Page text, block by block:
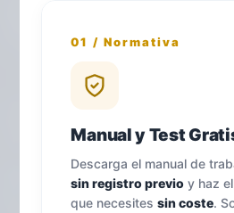
01 / Normativa
Manual y Test
Descarga el manual de
sin registro previo y haz
que necesitessin coste.